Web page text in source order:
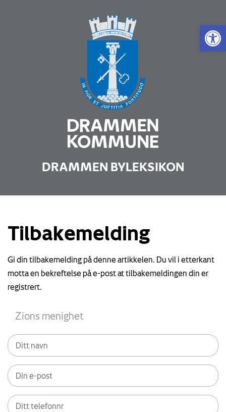
Vis
DRAMMEN BYLEKSIKON
Tilbakemelding
Gi din tilbakemelding på denne artikkelen. Du vil i etterkant
motta en bekreftelse på e-post at tilbakemeldingen din er
registrert.